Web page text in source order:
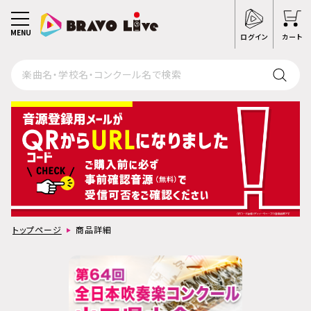
ログイン カート
MENU
トップページ 商品詳細